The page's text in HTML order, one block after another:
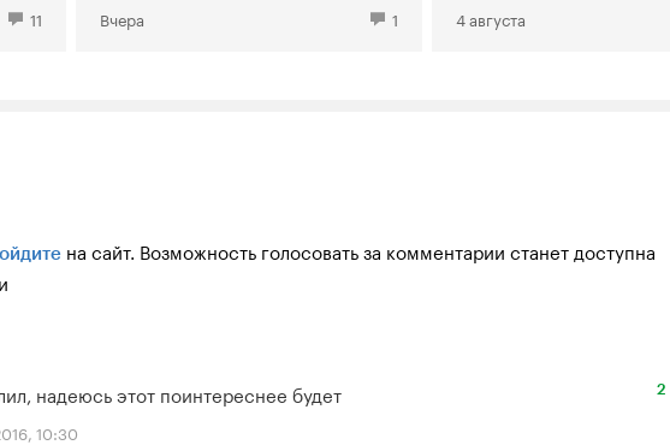
11 Вчера 1 4 августа
на сайт. Возможность голосовать за комментарии станет доступна
надеюсь этот поинтереснее будет
10:30
2